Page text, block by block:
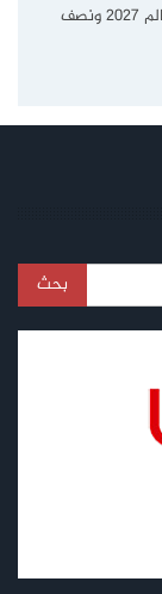
المنتخب المغربي للسيدات يتأهل إلى كأس العالم 2027 ونصف